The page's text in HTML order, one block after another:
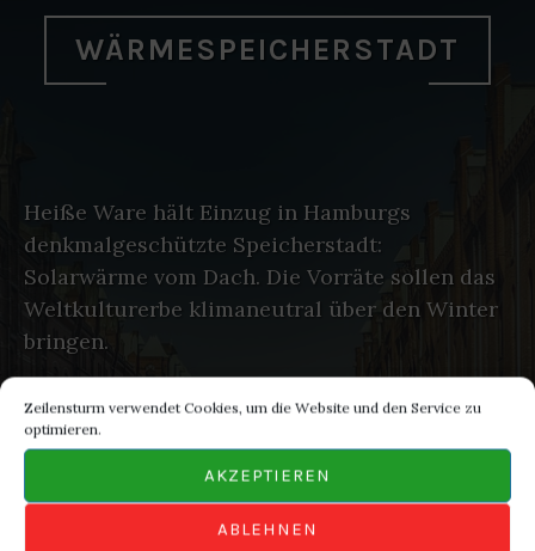
Zeilensturm verwendet Cookies, um die Website und den Service zu
optimieren.
AKZEPTIEREN
ABLEHNEN
WÄRMESPEICHERSTADT
Heiße Ware hält Einzug in Hamburgs
denkmalgeschützte Speicherstadt:
Solarwärme vom Dach. Die Vorräte sollen das
Weltkulturerbe klimaneutral über den Winter
bringen.